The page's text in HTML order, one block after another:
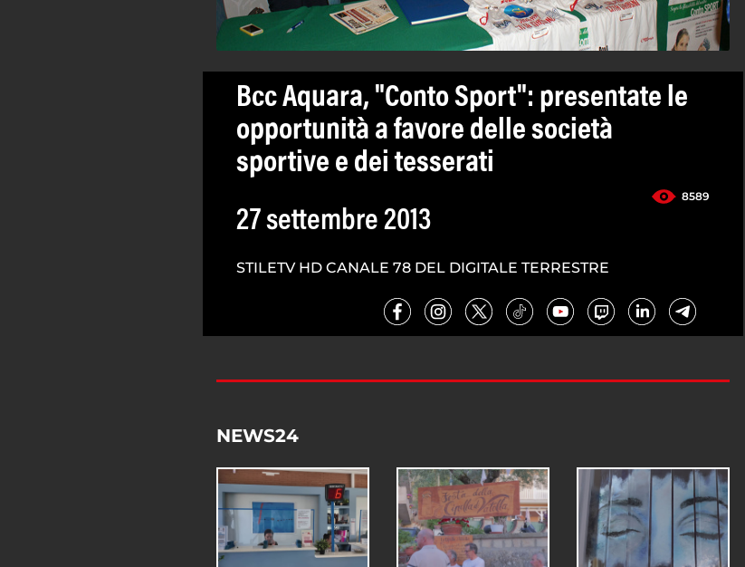
Bcc Aquara, "Conto Sport": presentate le
opportunità a favore delle società
sportive e dei tesserati
8589
27 settembre 2013
STILETV HD CANALE 78 DEL DIGITALE TERRESTRE
NEWS24